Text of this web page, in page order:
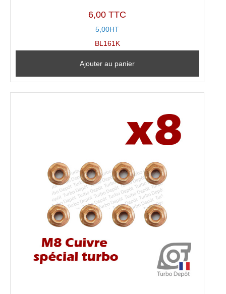
6,00 TTC
5,00HT
BL161K
Ajouter au panier